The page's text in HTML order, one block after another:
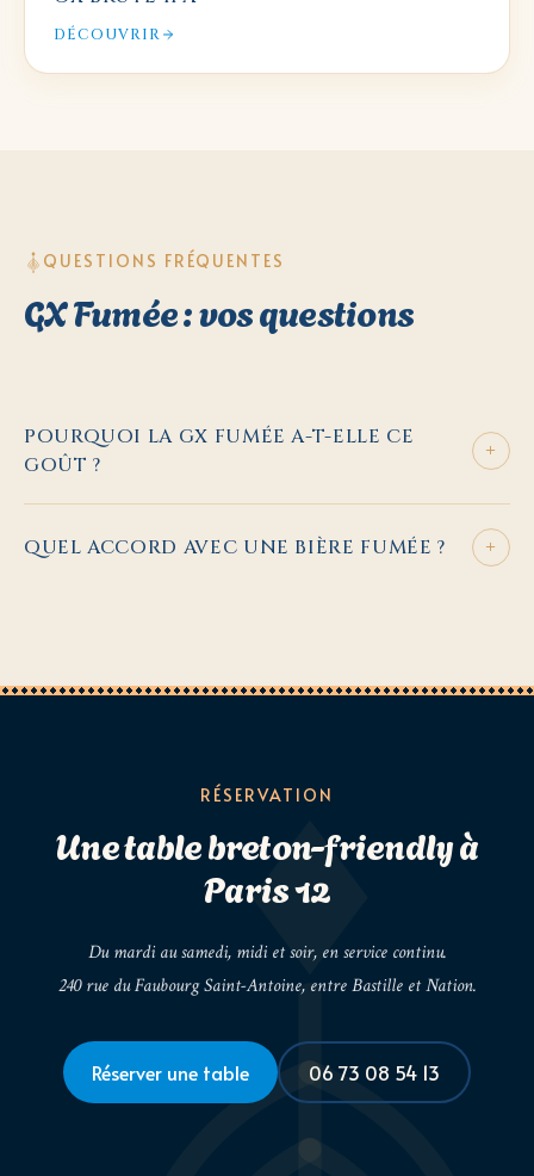
DÉCOUVRIR
QUESTIONS FRÉQUENTES
GX Fumée : vos questions
POURQUOI LA GX FUMÉE A-T-ELLE CE
GOÛT ?
+
QUEL ACCORD AVEC UNE BIÈRE FUMÉE ? +
RÉSERVATION
Une table breton-friendly à
Paris 12
Du mardi au samedi, midi et soir, en service continu.
240 rue du Faubourg Saint-Antoine, entre Bastille et Nation.
Réserver une table 06 73 08 54 13